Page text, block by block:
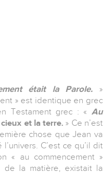
était la Parole. »
» est identique en grec
Testament grec : « Au
et la terre. » Ce n’est
chose que Jean va
C’est ce qu’il dit
« au commencement »
de la matière, existait la